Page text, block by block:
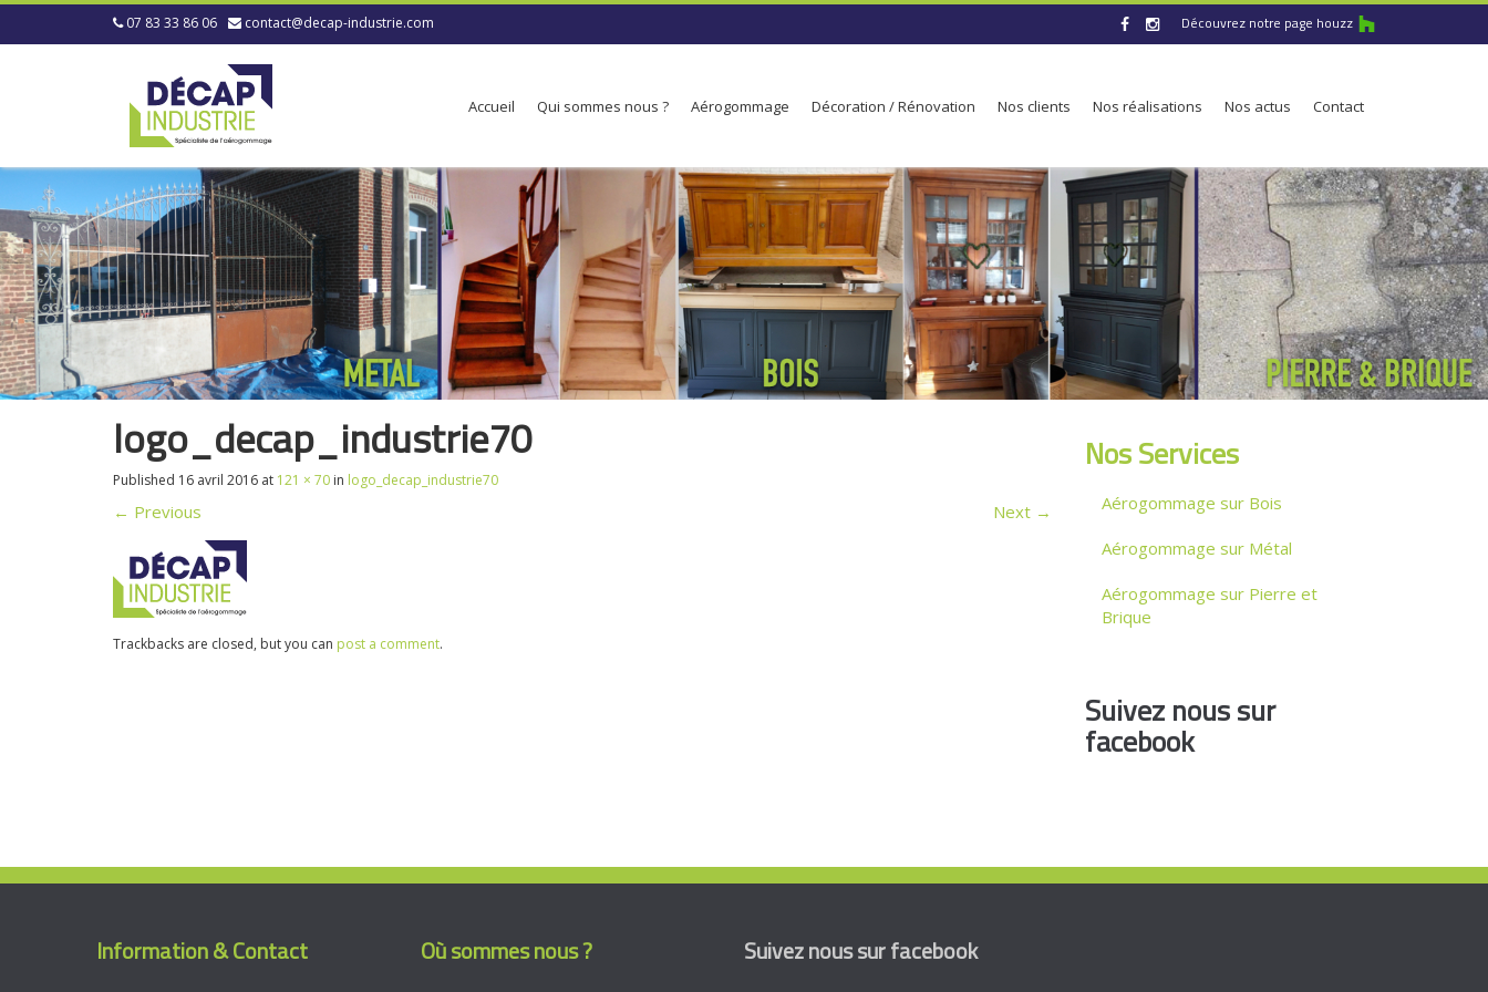
07 83 33 86 06 contact@decap-industrie.com Découvrez notre page houzz
Accueil Qui sommes nous ? Aérogommage Décoration / Rénovation Nos clients Nos réalisations Nos actus Contact
logo_decap_industrie70
Published 16 avril 2016 at 121 × 70 in logo_decap_industrie70
← Previous Next →
Trackbacks are closed, but you can post a comment.
Nos Services
Aérogommage sur Bois
Aérogommage sur Métal
Aérogommage sur Pierre et
Brique
Suivez nous sur
facebook
Information & Contact Où sommes nous ? Suivez nous sur facebook